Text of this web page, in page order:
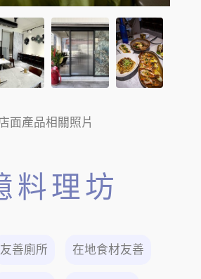
面產品相關照片
料理坊
友善廁所 在地食材友善